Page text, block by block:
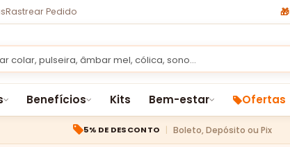
Rastrear Pedido 🎁
Benefícios Kits Bem-estar Ofertas
5% DE DESCONTO Boleto, Depósito ou Pix